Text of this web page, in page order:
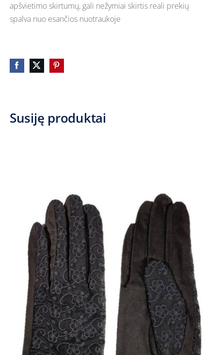
apšvietimo skirtumų, gali nežymiai skirtis reali prekių
spalva nuo esančios nuotraukoje
Susiję produktai